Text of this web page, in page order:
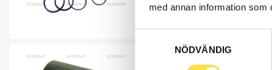
med annan information
NÖDVÄNDIG
SN -1532
HYLSA